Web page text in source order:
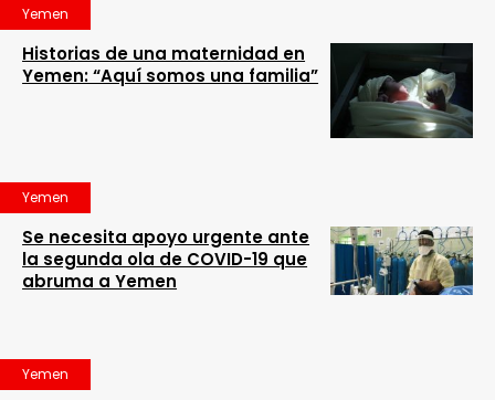
Yemen
Historias de una maternidad en
Yemen: “Aquí somos una familia”
Yemen
Se necesita apoyo urgente ante
la segunda ola de COVID-19 que
abruma a Yemen
Yemen